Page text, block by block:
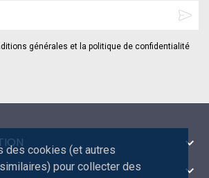
des cookies (et autres
pour collecter des
générales et la politique de confidentialité

